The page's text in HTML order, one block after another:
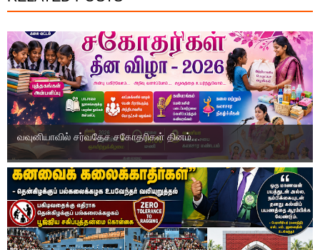
வவுனியாவில் சர்வதேச சகோதரிகள் தினம்...